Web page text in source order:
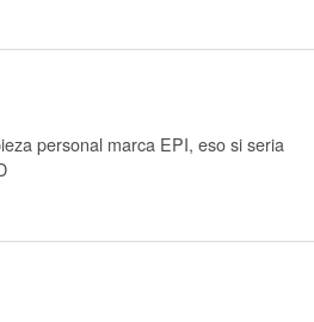
personal marca EPI, eso si seria